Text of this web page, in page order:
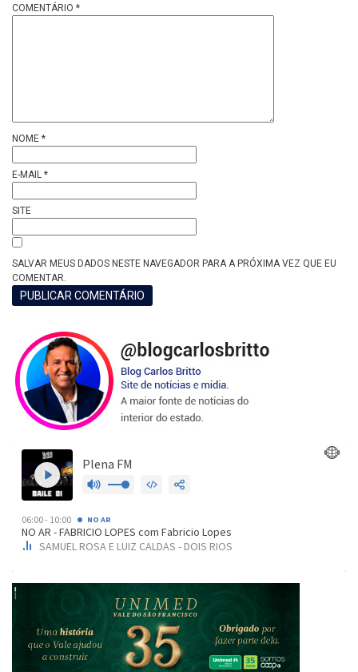
COMENTÁRIO *
NOME *
E-MAIL *
SITE
SALVAR MEUS DADOS NESTE NAVEGADOR PARA A PRÓXIMA VEZ QUE EU
COMENTAR.